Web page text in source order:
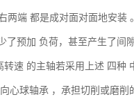
两端 都是成对面对面地安装
预加 负荷，甚至产生了间隙
速 的主轴若采用上述 四种
心球轴承 ，承担切削或磨削